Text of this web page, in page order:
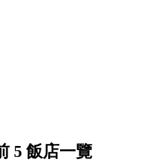
5 飯店一覽